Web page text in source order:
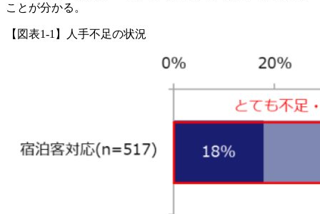
ことが分かる。
【図表1-1】人手不足の状況